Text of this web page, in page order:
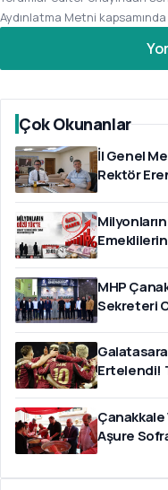
Aydınlatma Metni
Çok Okunanlar
İl Genel
Rektör
MHP
Sekreteri
Ertelendi!
Çanakkale
Aşure